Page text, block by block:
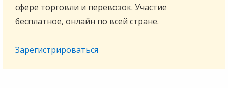
сфере торговли и перевозок. Участие
бесплатное, онлайн по всей стране.
Зарегистрироваться